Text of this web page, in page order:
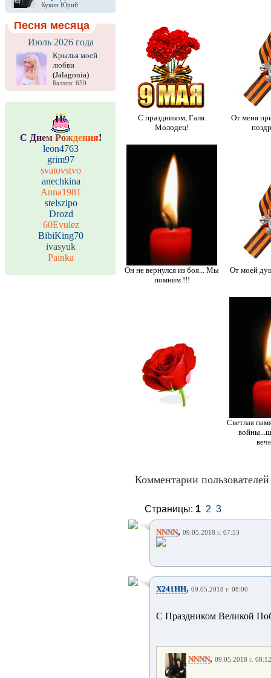
Кукин Юрий
Песня месяца
Июль 2026 года
Крылья моей
любви
(Jalagonia)
Баллов: 659
С Днем Рождения!
leon4763
grim97
svatovstvo
anechkina
Anna1981
stelszipo
Drozd
60Evulez
BibiKing70
ivasyuk
Painka
С праздником, Галя.
Молодец!
От меня
Он не вернулся из боя... Мы
помним !!!
От моей
Светлая
Комментарии
Страницы: 1 2 3
NNNN, 09.05.2018 г. 07:53
X241HH, 09.05.2018 г. 08:00
С Праздником Великой
NNNN, 09.05.2018 г. 08:12